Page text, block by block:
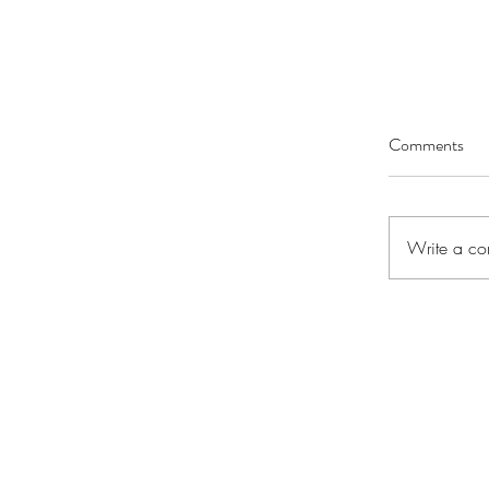
Comments
Write a